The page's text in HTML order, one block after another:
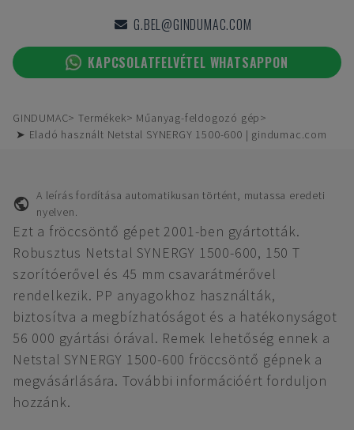
G.BEL@GINDUMAC.COM
KAPCSOLATFELVÉTEL WHATSAPPON
GINDUMAC Termékek
Műanyag-feldogozó gép
➤ Eladó használt Netstal SYNERGY 1500-600 | gindumac.com
A leírás fordítása automatikusan történt, mutassa eredeti
nyelven.
Ezt a fröccsöntő gépet 2001-ben gyártották.
Robusztus Netstal SYNERGY 1500-600, 150 T
szorítóerővel és 45 mm csavarátmérővel
rendelkezik. PP anyagokhoz használták,
biztosítva a megbízhatóságot és a hatékonyságot
56 000 gyártási órával. Remek lehetőség ennek a
Netstal SYNERGY 1500-600 fröccsöntő gépnek a
megvásárlására. További információért forduljon
hozzánk.